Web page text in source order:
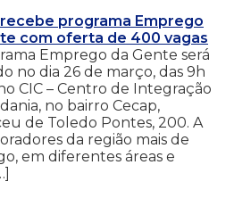
programa Emprego
com oferta de 400 vagas
Emprego da Gente será
no dia 26 de março, das 9h
CIC – Centro de Integração
no bairro Cecap,
de Toledo Pontes, 200. A
da região mais de
em diferentes áreas e